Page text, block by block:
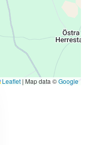
Leaflet | Map data ©Google